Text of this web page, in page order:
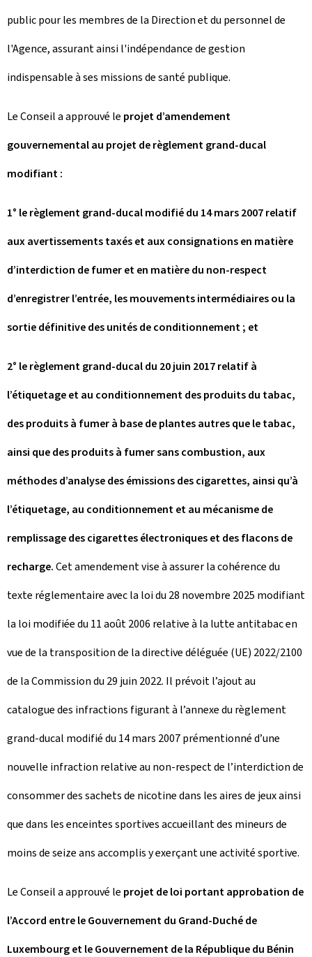
public pour les membres de la Direction et du personnel de
l'Agence, assurant ainsi l'indépendance de gestion
indispensable à ses missions de santé publique.
Le Conseil a approuvé le projet d’amendement
gouvernemental au projet de règlement grand-ducal
modifiant :
1° le règlement grand-ducal modifié du 14 mars 2007 relatif
aux avertissements taxés et aux consignations en matière
d’interdiction de fumer et en matière du non-respect
d’enregistrer l’entrée, les mouvements intermédiaires ou la
sortie définitive des unités de conditionnement ; et
2° le règlement grand-ducal du 20 juin 2017 relatif à
l’étiquetage et au conditionnement des produits du tabac,
des produits à fumer à base de plantes autres que le tabac,
ainsi que des produits à fumer sans combustion, aux
méthodes d’analyse des émissions des cigarettes, ainsi qu’à
l’étiquetage, au conditionnement et au mécanisme de
remplissage des cigarettes électroniques et des flacons de
recharge.Cet amendement vise à assurer la cohérence du
texte réglementaire avec la loi du 28 novembre 2025 modifiant
la loi modifiée du 11 août 2006 relative à la lutte antitabac en
vue de la transposition de la directive déléguée (UE) 2022/2100
de la Commission du 29 juin 2022. Il prévoit l’ajout au
catalogue des infractions figurant à l’annexe du règlement
grand-ducal modifié du 14 mars 2007 prémentionné d’une
nouvelle infraction relative au non-respect de l’interdiction de
consommer des sachets de nicotine dans les aires de jeux ainsi
que dans les enceintes sportives accueillant des mineurs de
moins de seize ans accomplis y exerçant une activité sportive.
Le Conseil a approuvé le projet de loi portant approbation de
l’Accord entre le Gouvernement du Grand-Duché de
Luxembourg et le Gouvernement de la République du Bénin